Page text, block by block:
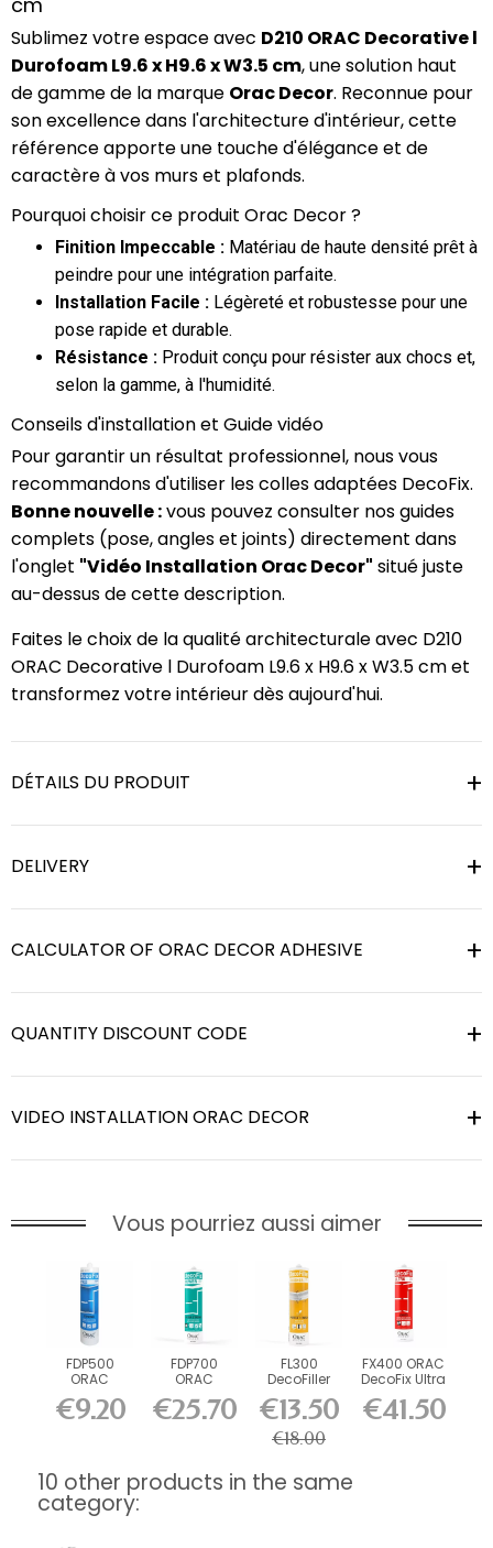
Sublimez votre espace avec D210 ORAC Decorative l
Durofoam L9.6 x H9.6 x W3.5 cm, une solution haut
de gamme de la marque Orac Decor. Reconnue pour
son excellence dans l'architecture d'intérieur, cette
référence apporte une touche d'élégance et de
caractère à vos murs et plafonds.
Pourquoi choisir ce produit Orac Decor ?
Finition Impeccable : Matériau de haute densité prêt à
peindre pour une intégration parfaite.
Installation Facile : Légèreté et robustesse pour une
pose rapide et durable.
Résistance : Produit conçu pour résister aux chocs et,
selon la gamme, à l'humidité.
Conseils d'installation et Guide vidéo
Pour garantir un résultat professionnel, nous vous
recommandons d'utiliser les colles adaptées DecoFix.
Bonne nouvelle :vous pouvez consulter nos guides
complets (pose, angles et joints) directement dans
l'onglet "Vidéo Installation Orac Decor" situé juste
au-dessus de cette description.
Faites le choix de la qualité architecturale avec D210
ORAC Decorative l Durofoam L9.6 x H9.6 x W3.5 cm et
transformez votre intérieur dès aujourd'hui.
DÉTAILS DU PRODUIT
DELIVERY
CALCULATOR OF ORAC DECOR ADHESIVE
QUANTITY DISCOUNT CODE
VIDEO INSTALLATION ORAC DECOR
Vous pourriez aussi aimer
FDP500
ORAC
DecoFix Pro
310 ml
€9.20
FDP700
ORAC
DecoFix
Power 290
ml
€25.70
FL300
DecoFiller
€13.50
€18.00
FX400 ORAC
DecoFix Ultra
€41.50
10 other products in the same
category: